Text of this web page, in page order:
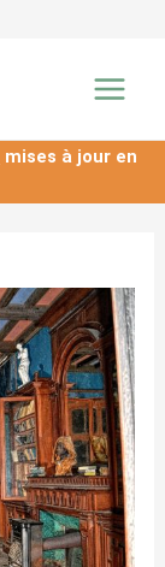
mises à jour en